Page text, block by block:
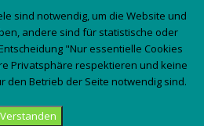
sind notwendig, um die Website und
andere sind für statistische oder
"Nur essentielle Cookies
Privatsphäre respektieren und keine
den Betrieb der Seite notwendig sind.
Verstanden